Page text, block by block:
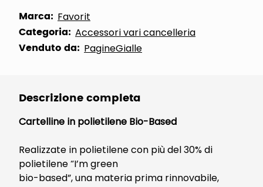
Marca: Favorit
Categoria: Accessori vari cancelleria
Venduto da: PagineGialle
Descrizione completa
Cartelline in polietilene Bio-Based
Realizzate in polietilene con più del 30% di
polietilene “I’m green
bio-based”, una materia prima rinnovabile,